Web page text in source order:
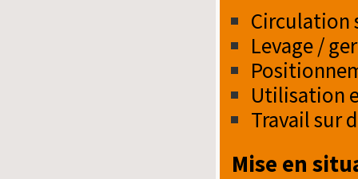
Circulation
Levage /
Utilisation
Travail sur
Mise en